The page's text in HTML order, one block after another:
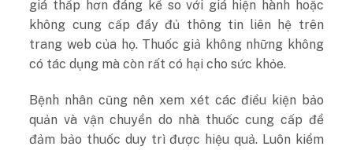
giá thấp hơn đáng kể so với giá hiện hành hoặc
không cung cấp đầy đủ thông tin liên hệ trên
trang web của họ. Thuốc giả không những không
có tác dụng mà còn rất có hại cho sức khỏe.
Bệnh nhân cũng nên xem xét các điều kiện bảo
quản và vận chuyển do nhà thuốc cung cấp để
đảm bảo thuốc duy trì được hiệu quả. Luôn kiểm